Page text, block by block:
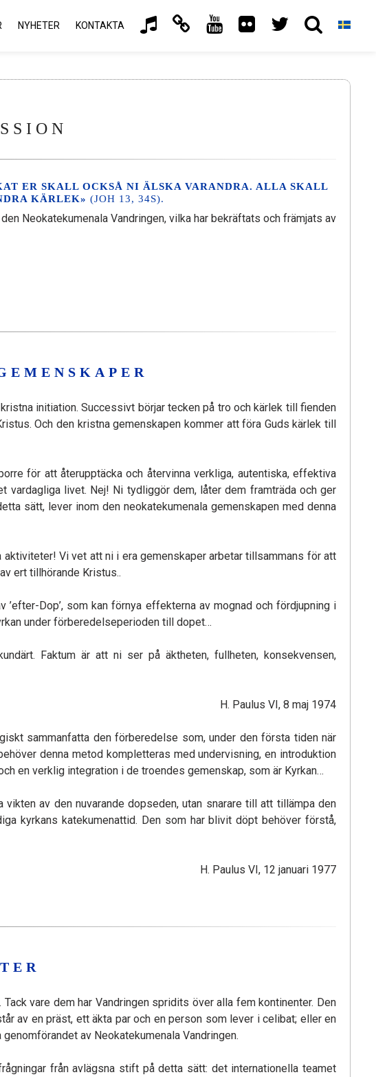
NYHETER KONTAKTA
ER SKALL OCKSÅ NI ÄLSKA VARANDRA. ALLA SKALL
KÄRLEK» (JOH 13, 34S).
Neokatekumenala Vandringen, vilka har bekräftats och främjats av
initiation. Successivt börjar tecken på tro och kärlek till fienden
Och den kristna gemenskapen kommer att föra Guds kärlek till
för att återupptäcka och återvinna verkliga, autentiska, effektiva
vardagliga livet. Nej! Ni tydliggör dem, låter dem framträda och ger
sätt, lever inom den neokatekumenala gemenskapen med denna
Vi vet att ni i era gemenskaper arbetar tillsammans för att
ert tillhörande Kristus..
Dop’, som kan förnya effekterna av mognad och fördjupning i
under förberedelseperioden till dopet…
Faktum är att ni ser på äktheten, fullheten, konsekvensen,
H. Paulus VI, 8 maj 1974
sammanfatta den förberedelse som, under den första tiden när
denna metod kompletteras med undervisning, en introduktion
en verklig integration i de troendes gemenskap, som är Kyrkan…
av den nuvarande dopseden, utan snarare till att tillämpa den
kyrkans katekumenattid. Den som har blivit döpt behöver förstå,
H. Paulus VI, 12 januari 1977
vare dem har Vandringen spridits över alla fem kontinenter. Den
av en präst, ett äkta par och en person som lever i celibat; eller en
av Neokatekumenala Vandringen.
från avlägsna stift på detta sätt: det internationella teamet